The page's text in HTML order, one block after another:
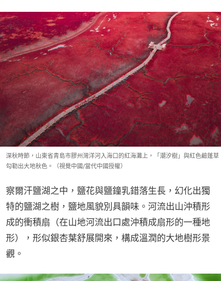
深秋時節，山東省青島市膠州灣洋河入海口的紅海灘上，「潮汐樹」與紅色鹼蓬草
勾勒出大地秋色。（視覺中國/當代中國授權）
察爾汗鹽湖之中，鹽花與鹽鐘乳錯落生長，幻化出獨
特的鹽湖之樹，鹽地風貌別具韻味。河流出山沖積形
成的衝積扇（在山地河流出口處沖積成扇形的一種地
形），形似銀杏葉舒展開來，構成溫潤的大地樹形景
觀。